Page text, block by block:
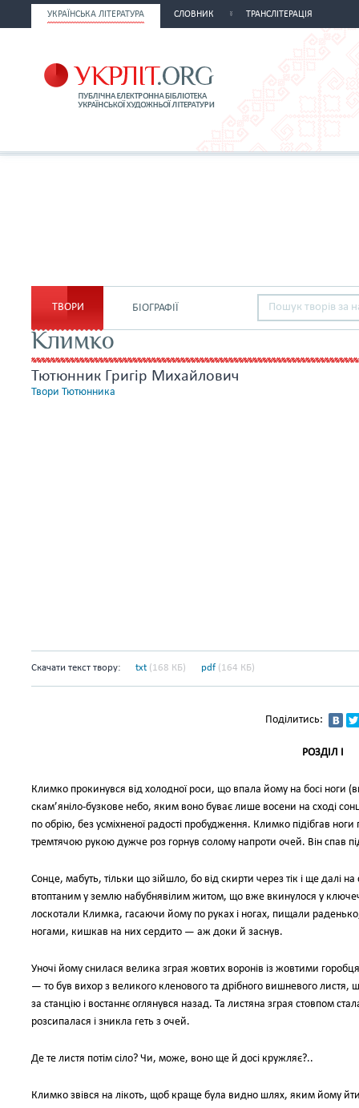
УКРАЇНСЬКА ЛІТЕРАТУРА СЛОВНИК ТРАНСЛІТЕРАЦІЯ
ТВОРИ БІОГРАФІЇ
Климко
Тютюнник Григір Михайлович
Твори Тютюнника
Скачати текст твору: txt (168 КБ) pdf (164 КБ)
Поділитись:
РОЗДІЛ I
Климко прокинувся від холодної роси, що впала йому на босі ноги
скам’яніло-бузкове небо, яким воно буває лише восени на сході
по обрію, без усміхненої радості пробудження. Климко підібгав
тремтячою рукою дужче роз горнув солому напроти очей. Він спав
Сонце, мабуть, тільки що зійшло, бо від скирти через тік і ще далі
втоптаним у землю набубнявілим житом, що вже вкинулося у
лоскотали Климка, гасаючи йому по руках і ногах, пищали
ногами, кишкав на них сердито — аж доки й заснув.
Уночі йому снилася велика зграя жовтих воронів із жовтими
— то був вихор з великого кленового та дрібного вишневого
за станцію і востаннє оглянувся назад. Та листяна зграя стовпом
розсипалася і зникла геть з очей.
Де те листя потім сіло? Чи, може, воно ще й досі кружляє?..
Климко звівся на лікоть, щоб краще була видно шлях, яким йому